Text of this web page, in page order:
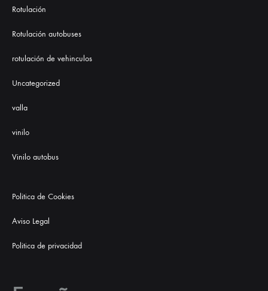
Rotulación
Rotulación autobuses
rotulación de vehinculos
Uncategorized
valla
vinilo
Vinilo autobus
Politica de Cookies
Aviso Legal
Politica de privacidad